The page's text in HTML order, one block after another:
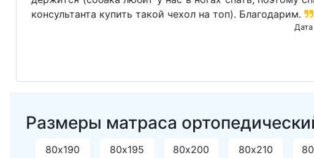
консультанта купить такой чехол на топ). Благодарим.
Размеры матраса
80х190 80х195 80х200 80х210